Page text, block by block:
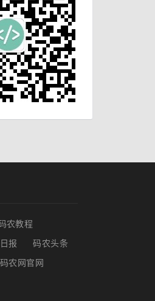
农教程
报
码农头条
码农网官网